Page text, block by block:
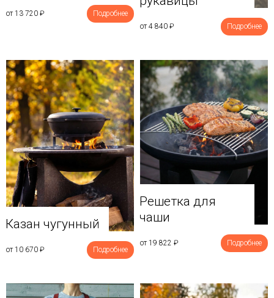
от 13 720 ₽ Подробнее
от 4 840 ₽ Подробнее
Казан чугунный
от 10 670 ₽ Подробнее
Решетка для
чаши
от 19 822 ₽ Подробнее